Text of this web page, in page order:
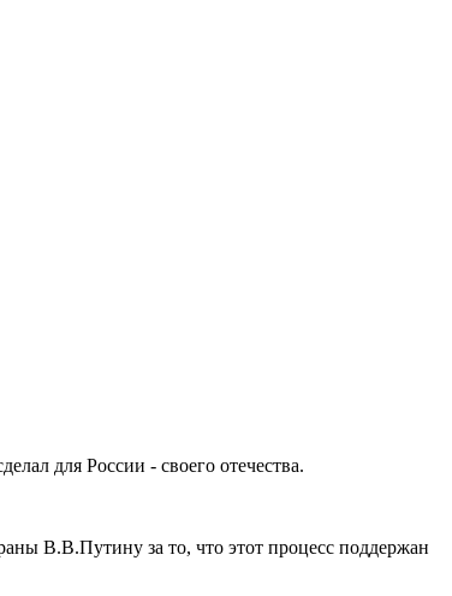
для России - своего отечества.
В.В.Путину за то, что этот процесс поддержан